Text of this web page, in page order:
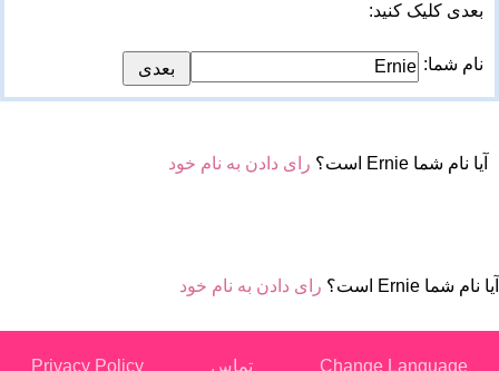
بعدی کلیک کنید:
نام شما:
آیا نام شما Ernie است؟ رای دادن به نام خود
آیا نام شما Ernie است؟ رای دادن به نام خود
Change Language تماس Privacy Policy